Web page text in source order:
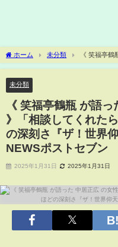
ホーム 未分類
《 笑福亭
してくれたら…」直撃に口をつぐむ
未分類
《 笑福亭鶴瓶 が語
》「相談してくれた
の深刻さ『ザ！世界
NEWSポストセブン
2025年1月31日 2025年1月31日